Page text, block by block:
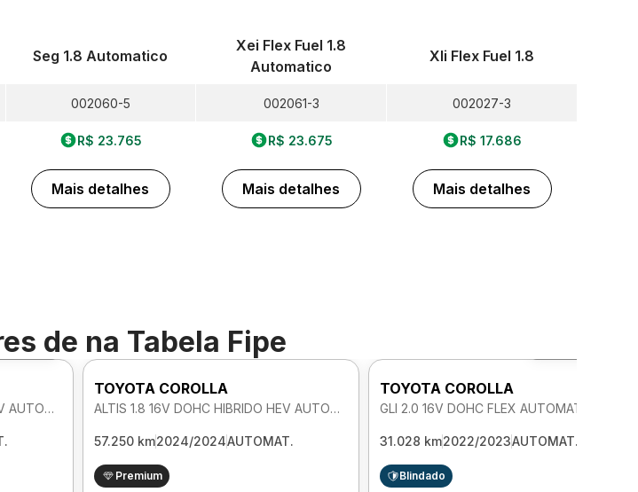
Seg 1.8 Automatico
002060-5
R$ 23.765
Mais detalhes
Xei Flex Fuel 1.8
Automatico
002061-3
R$ 23.675
Mais detalhes
Xli Flex Fuel 1.8
002027-3
R$ 17.686
Mais detalhes
de na Tabela Fipe
360º
ALTIS 1.8 16V DOHC HIBRIDO HEV AUTOMATICO
TOYOTA COROLLA
ALTIS 1.8 16V DOHC HIBRIDO HEV AUTOMATICO
57.250 km2024/2024AUTOMAT.
Premium
TOYOTA COROLLA
GLI 2.0 16V DOHC FLEX AUTOMATICO
31.028 km2022/2023AUTOMAT.
Blindado